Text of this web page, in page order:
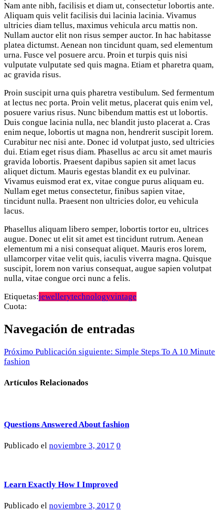
Nam ante nibh, facilisis et diam ut, consectetur lobortis ante.
Aliquam quis velit facilisis dui lacinia lacinia. Vivamus
ultricies diam tellus, maximus vehicula arcu mattis non.
Nullam auctor elit non risus semper auctor. In hac habitasse
platea dictumst. Aenean non tincidunt quam, sed elementum
urna. Fusce vel posuere arcu. Proin et turpis quis nisi
vulputate vulputate sed quis magna. Etiam et pharetra quam,
ac gravida risus.
Proin suscipit urna quis pharetra vestibulum. Sed fermentum
at lectus nec porta. Proin velit metus, placerat quis enim vel,
posuere varius risus. Nunc bibendum mattis est ut lobortis.
Duis congue lacinia nulla, nec blandit justo placerat a. Cras
enim neque, lobortis ut magna non, hendrerit suscipit lorem.
Curabitur nec nisi ante. Donec id volutpat justo, sed ultricies
dui. Etiam eget risus diam. Phasellus ac arcu sit amet mauris
gravida lobortis. Praesent dapibus sapien sit amet lacus
aliquet dictum. Mauris egestas blandit ex eu pulvinar.
Vivamus euismod erat ex, vitae congue purus aliquam eu.
Nullam eget metus consectetur, finibus sapien vitae,
tincidunt nulla. Praesent non ultricies dolor, eu vehicula
lacus.
Phasellus aliquam libero semper, lobortis tortor eu, ultrices
augue. Donec ut elit sit amet est tincidunt rutrum. Aenean
elementum mi a nisi consequat aliquet. Mauris eros lorem,
ullamcorper vitae velit quis, iaculis viverra magna. Quisque
suscipit, lorem non varius consequat, augue sapien volutpat
nulla, vitae congue orci nunc a felis.
Etiquetas:jewellerytechnologyvintage
Cuota:
Navegación de entradas
Próximo Publicación siguiente: Simple Steps To A 10 Minute
fashion
Artículos Relacionados
Questions Answered About fashion
Publicado el noviembre 3, 2017 0
Learn Exactly How I Improved
Publicado el noviembre 3, 2017 0